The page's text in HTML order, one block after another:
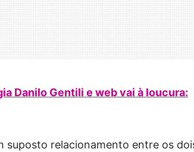
Danilo Gentili e web vai à loucura:
suposto relacionamento entre os